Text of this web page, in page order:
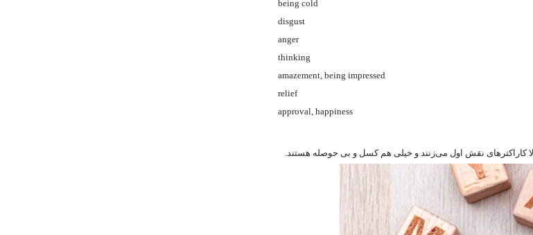
being cold
disgust
anger
thinking
amazement, being impressed
relief
approval, happiness